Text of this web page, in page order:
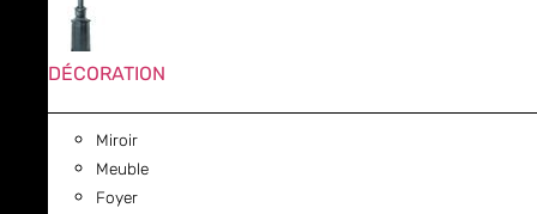
DÉCORATION
Miroir
Meuble
Foyer